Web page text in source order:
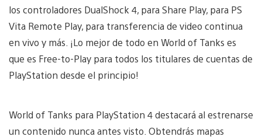
los controladores DualShock 4, para Share Play, para PS
Vita Remote Play, para transferencia de video continua
en vivo y más. ¡Lo mejor de todo en World of Tanks es
que es Free-to-Play para todos los titulares de cuentas de
PlayStation desde el principio!
World of Tanks para PlayStation 4 destacará al estrenarse
un contenido nunca antes visto. Obtendrás mapas